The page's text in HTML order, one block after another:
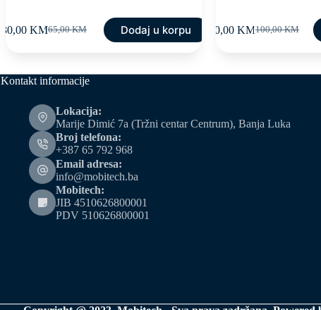
65,00KM
Original
65,00 KM.
30,00KMCurrent
30,00 KM.
Dodaj u korpu 100,00KM
Original
100,00 KM.
50,00KMCurrent
50,00 KM.
Kontakt informacije
Lokacija:
Marije Dimić 7a (Tržni centar Centrum), Banja Luka
Broj telefona:
+387 65 792 968
Email adresa:
info@mobitech.ba
Mobitech:
JIB 4510626800001
PDV 510626800001